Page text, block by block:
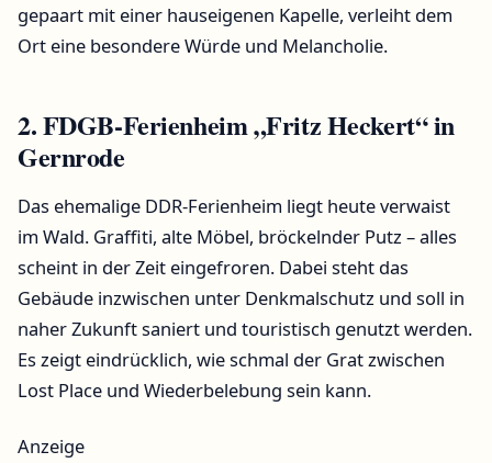
gepaart mit einer hauseigenen Kapelle, verleiht dem
Ort eine besondere Würde und Melancholie.
2. FDGB-Ferienheim „Fritz Heckert“ in
Gernrode
Das ehemalige DDR-Ferienheim liegt heute verwaist
im Wald. Graffiti, alte Möbel, bröckelnder Putz – alles
scheint in der Zeit eingefroren. Dabei steht das
Gebäude inzwischen unter Denkmalschutz und soll in
naher Zukunft saniert und touristisch genutzt werden.
Es zeigt eindrücklich, wie schmal der Grat zwischen
Lost Place und Wiederbelebung sein kann.
Anzeige